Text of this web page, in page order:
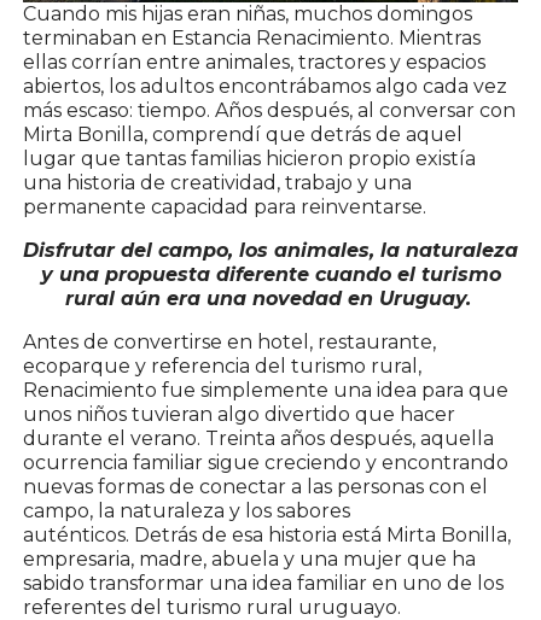
Cuando mis hijas eran niñas, muchos domingos
terminaban en Estancia Renacimiento. Mientras
ellas corrían entre animales, tractores y espacios
abiertos, los adultos encontrábamos algo cada vez
más escaso: tiempo. Años después, al conversar con
Mirta Bonilla, comprendí que detrás de aquel
lugar que tantas familias hicieron propio existía
una historia de creatividad, trabajo y una
permanente capacidad para reinventarse.
Disfrutar del campo, los animales, la naturaleza
y una propuesta diferente cuando el turismo
rural aún era una novedad en Uruguay.
Antes de convertirse en hotel, restaurante,
ecoparque y referencia del turismo rural,
Renacimiento fue simplemente una idea para que
unos niños tuvieran algo divertido que hacer
durante el verano. Treinta años después, aquella
ocurrencia familiar sigue creciendo y encontrando
nuevas formas de conectar a las personas con el
campo, la naturaleza y los sabores
auténticos. Detrás de esa historia está Mirta Bonilla,
empresaria, madre, abuela y una mujer que ha
sabido transformar una idea familiar en uno de los
referentes del turismo rural uruguayo.